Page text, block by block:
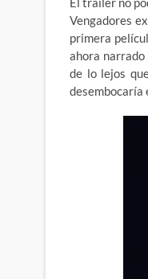
Vengadores
primera
ahora narrado
de lo lejos
desembocaría